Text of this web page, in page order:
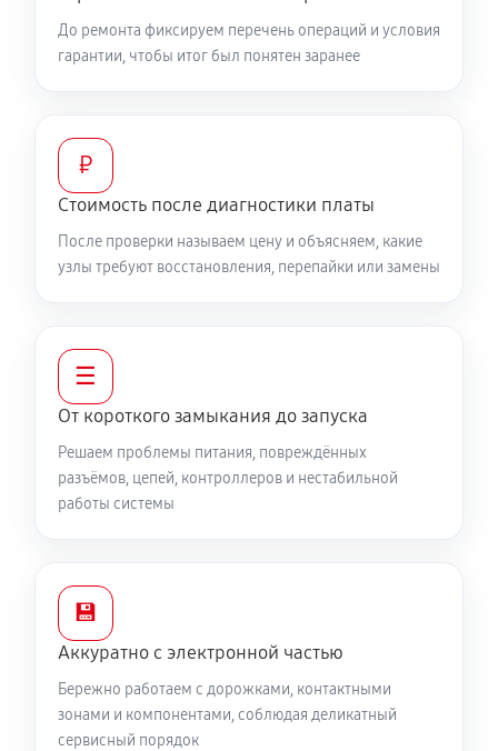
До ремонта фиксируем перечень операций и условия
гарантии, чтобы итог был понятен заранее
₽
Стоимость после диагностики платы
После проверки называем цену и объясняем, какие
узлы требуют восстановления, перепайки или замены
☰
От короткого замыкания до запуска
Решаем проблемы питания, повреждённых
разъёмов, цепей, контроллеров и нестабильной
работы системы
💾
Аккуратно с электронной частью
Бережно работаем с дорожками, контактными
зонами и компонентами, соблюдая деликатный
сервисный порядок